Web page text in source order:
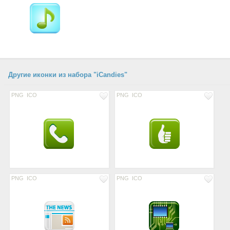
Другие иконки из набора "iCandies"
PNG ICO PNG ICO
PNG ICO PNG ICO